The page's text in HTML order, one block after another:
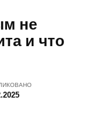
не
и что